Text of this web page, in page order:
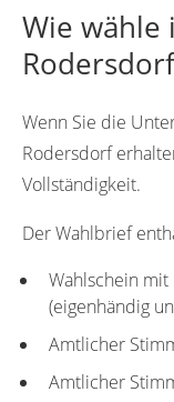
Wie wähle
Wenn Sie die
Rodersdorf
Vollständigkeit.
Der Wahlbrief
Wahlschein
(eigenhändig
Amtlicher
Amtlicher